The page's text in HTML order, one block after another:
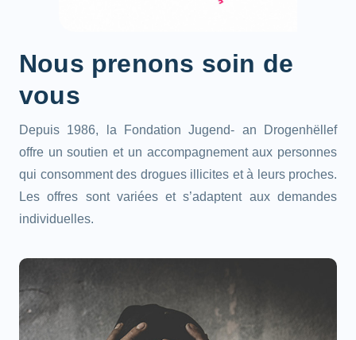
Nous prenons soin de
vous
Depuis 1986, la Fondation Jugend- an Drogenhëllef
offre un soutien et un accompagnement aux personnes
qui consomment des drogues illicites et à leurs proches.
Les offres sont variées et s’adaptent aux demandes
individuelles.